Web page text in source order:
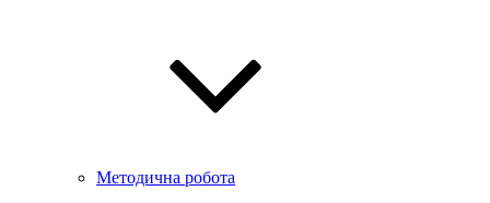
Методична робота